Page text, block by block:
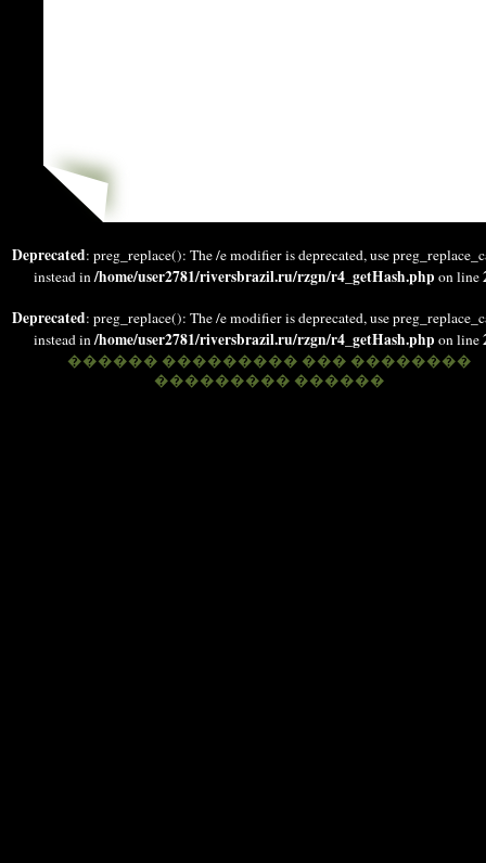
Deprecated: preg_replace(): The /e modifier is deprecated, use
instead in/home/user2781/riversbrazil.ru/rzgn/r4_getHash.php on line
Deprecated: preg_replace(): The /e modifier is deprecated, use
instead in/home/user2781/riversbrazil.ru/rzgn/r4_getHash.php on line
������ ��������� ��� ��������
��������� ������